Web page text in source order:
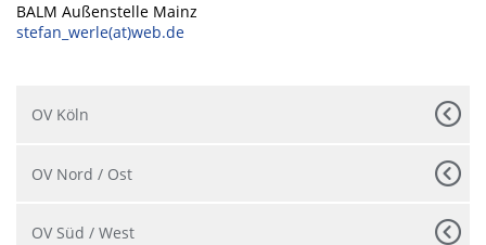
BALM Außenstelle Mainz
stefan_werle(at)web.de
OV Köln
OV Nord / Ost
OV Süd / West